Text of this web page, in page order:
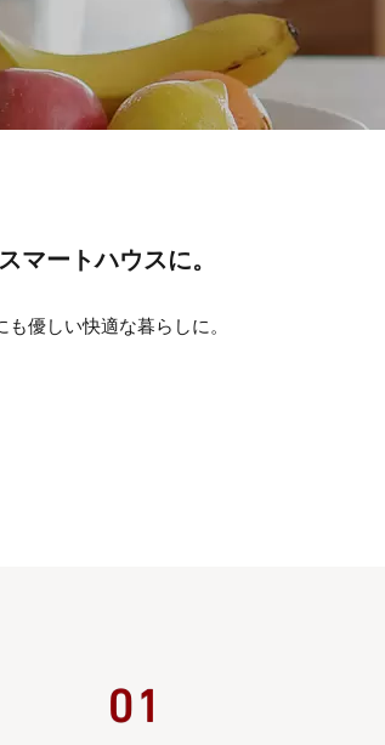
マートハウスに。
優しい快適な暮らしに。